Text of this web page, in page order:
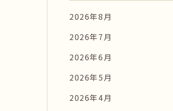
2026年8月
2026年7月
2026年6月
2026年5月
2026年4月